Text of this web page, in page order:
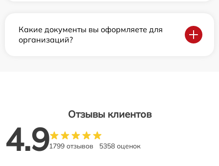
Какие документы вы оформляете для
организаций?
Отзывы клиентов
4.91799 отзывов 5358 оценок